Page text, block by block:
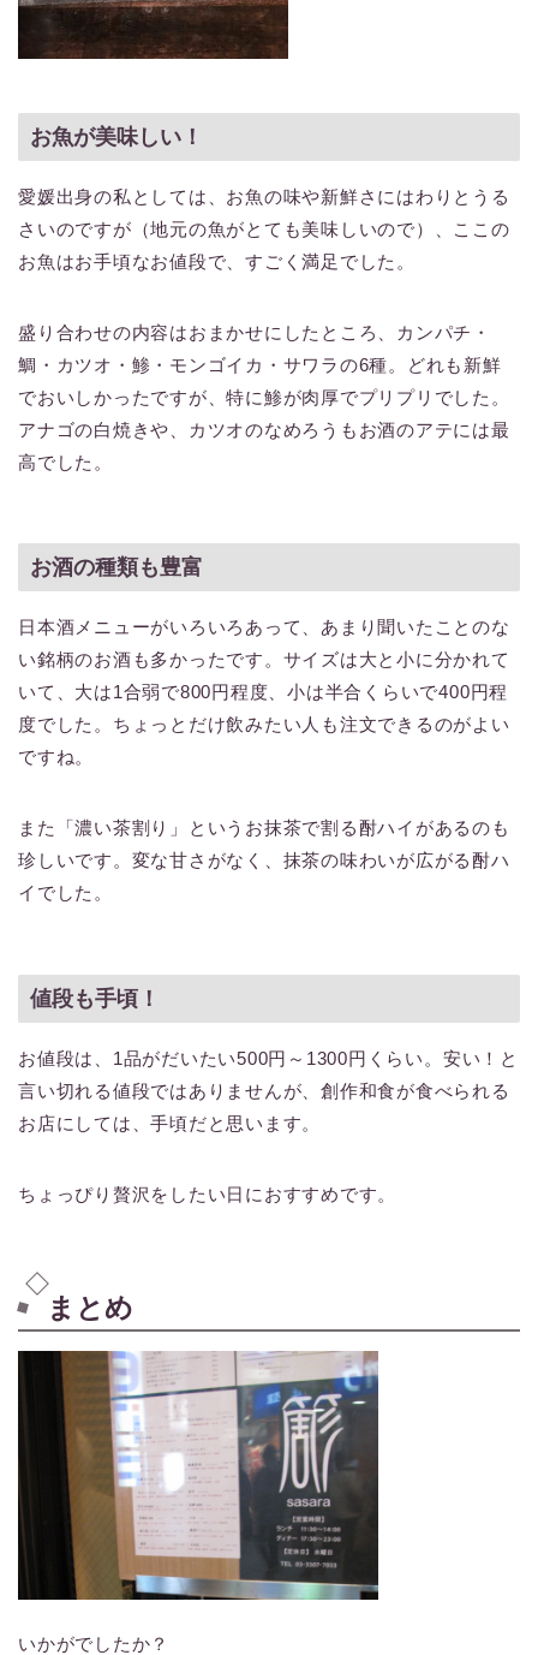
お魚が美味しい！
愛媛出身の私としては、お魚の味や新鮮さにはわりとうる
さいのですが（地元の魚がとても美味しいので）、ここの
お魚はお手頃なお値段で、すごく満足でした。
盛り合わせの内容はおまかせにしたところ、カンパチ・
鯛・カツオ・鯵・モンゴイカ・サワラの6種。どれも新鮮
でおいしかったですが、特に鯵が肉厚でプリプリでした。
アナゴの白焼きや、カツオのなめろうもお酒のアテには最
高でした。
お酒の種類も豊富
日本酒メニューがいろいろあって、あまり聞いたことのな
い銘柄のお酒も多かったです。サイズは大と小に分かれて
いて、大は1合弱で800円程度、小は半合くらいで400円程
度でした。ちょっとだけ飲みたい人も注文できるのがよい
ですね。
また「濃い茶割り」というお抹茶で割る酎ハイがあるのも
珍しいです。変な甘さがなく、抹茶の味わいが広がる酎ハ
イでした。
値段も手頃！
お値段は、1品がだいたい500円～1300円くらい。安い！と
言い切れる値段ではありませんが、創作和食が食べられる
お店にしては、手頃だと思います。
ちょっぴり贅沢をしたい日におすすめです。
まとめ
いかがでしたか？